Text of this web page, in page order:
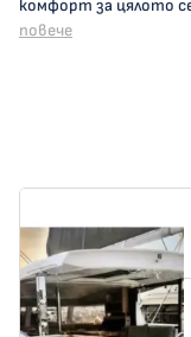
комфорт за цялото
повече